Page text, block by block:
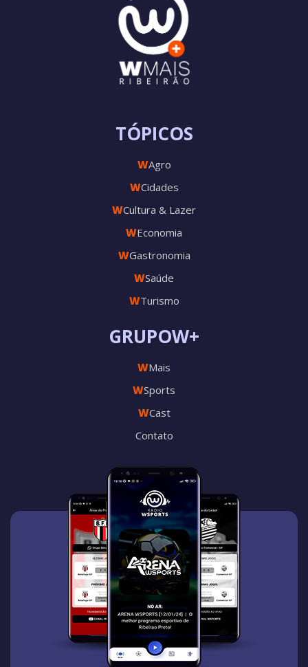
GRUPOW+
WMais
WSports
WCast
Contato
TÓPICOS
WAgro
WCidades
WCultura & Lazer
WEconomia
WGastronomia
WSaúde
WTurismo